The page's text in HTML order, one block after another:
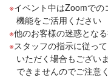
イベント中はZoomでの
機能をご活用ください
他のお客様の迷惑とな
スタッフの指示に従っ
いただく場合もござい
できませんのでご注意